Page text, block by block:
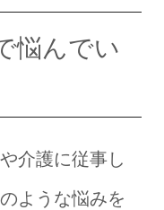
悩んでい
介護に従事し
ような悩みを